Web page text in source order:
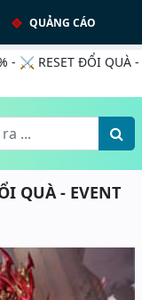
QUẢNG CÁO
- ⚔️ RESET ĐỔI QUÀ -
QUÀ - EVENT